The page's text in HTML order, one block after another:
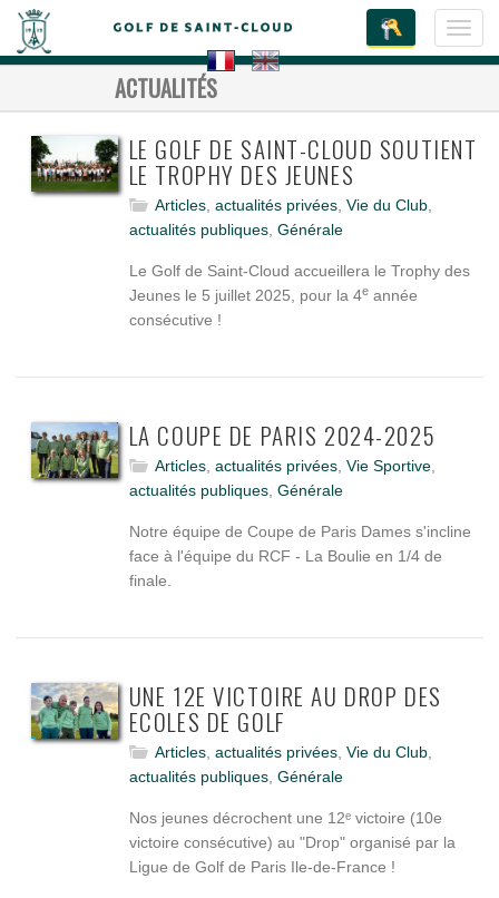
ACTUALITÉS
LE GOLF DE SAINT-CLOUD SOUTIENT
LE TROPHY DES JEUNES
Articles, actualités privées, Vie du Club,
actualités publiques, Générale
Le Golf de Saint-Cloud accueillera le Trophy des
Jeunes le 5 juillet 2025, pour la 4eannée
consécutive !
LA COUPE DE PARIS 2024-2025
Articles, actualités privées, Vie Sportive,
actualités publiques, Générale
Notre équipe de Coupe de Paris Dames s'incline
face à l'équipe du RCF - La Boulie en 1/4 de
finale.
UNE 12E VICTOIRE AU DROP DES
ECOLES DE GOLF
Articles, actualités privées, Vie du Club,
actualités publiques, Générale
Nos jeunes décrochent une 12ᵉ victoire (10e
victoire consécutive) au "Drop" organisé par la
Ligue de Golf de Paris Ile-de-France !